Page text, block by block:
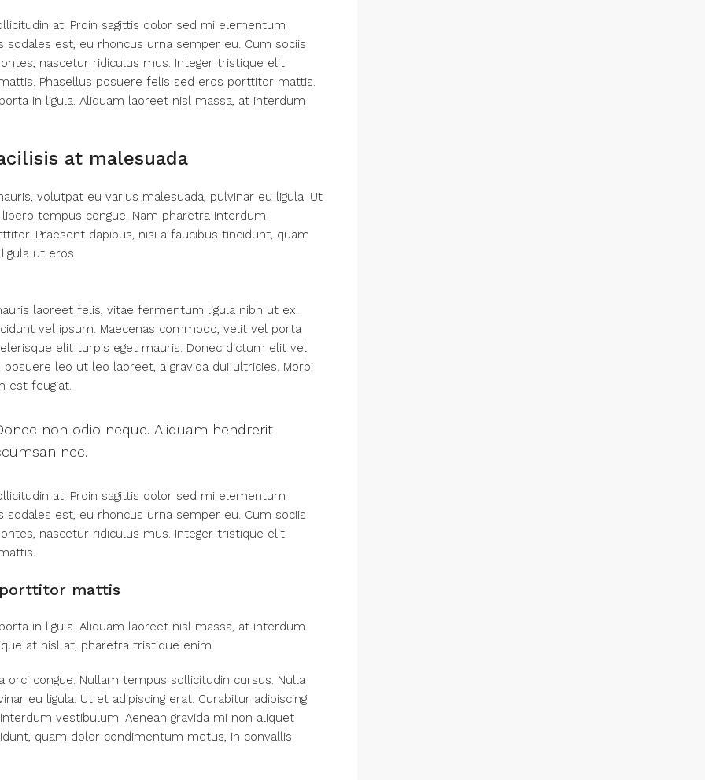
at. Proin sagittis dolor sed mi elementum
est, eu rhoncus urna semper eu. Cum sociis
nascetur ridiculus mus. Integer tristique elit
Phasellus posuere felis sed eros porttitor mattis.
in ligula. Aliquam laoreet nisl massa, at interdum
at malesuada
volutpat eu varius malesuada, pulvinar eu ligula. Ut
tempus congue. Nam pharetra interdum
Praesent dapibus, nisi a faucibus tincidunt, quam
ut eros.
laoreet felis, vitae fermentum ligula nibh ut ex.
vel ipsum. Maecenas commodo, velit vel porta
elit turpis eget mauris. Donec dictum elit vel
leo ut leo laoreet, a gravida dui ultricies. Morbi
est feugiat.
non odio neque. Aliquam hendrerit
nec.
at. Proin sagittis dolor sed mi elementum
est, eu rhoncus urna semper eu. Cum sociis
nascetur ridiculus mus. Integer tristique elit
mattis
in ligula. Aliquam laoreet nisl massa, at interdum
at nisl at, pharetra tristique enim.
orci congue. Nullam tempus sollicitudin cursus. Nulla
eu ligula. Ut et adipiscing erat. Curabitur adipiscing
vestibulum. Aenean gravida mi non aliquet
quam dolor condimentum metus, in convallis